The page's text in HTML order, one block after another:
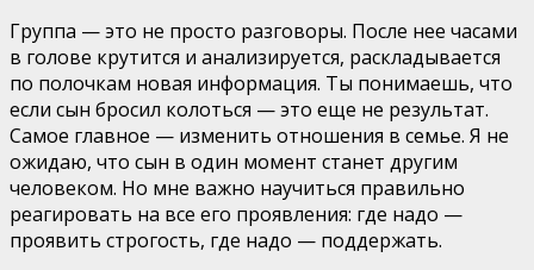
Группа — это не просто разговоры. После нее часами
в голове крутится и анализируется, раскладывается
по полочкам новая информация. Ты понимаешь, что
если сын бросил колоться — это еще не результат.
Самое главное — изменить отношения в семье. Я не
ожидаю, что сын в один момент станет другим
человеком. Но мне важно научиться правильно
реагировать на все его проявления: где надо —
проявить строгость, где надо — поддержать.